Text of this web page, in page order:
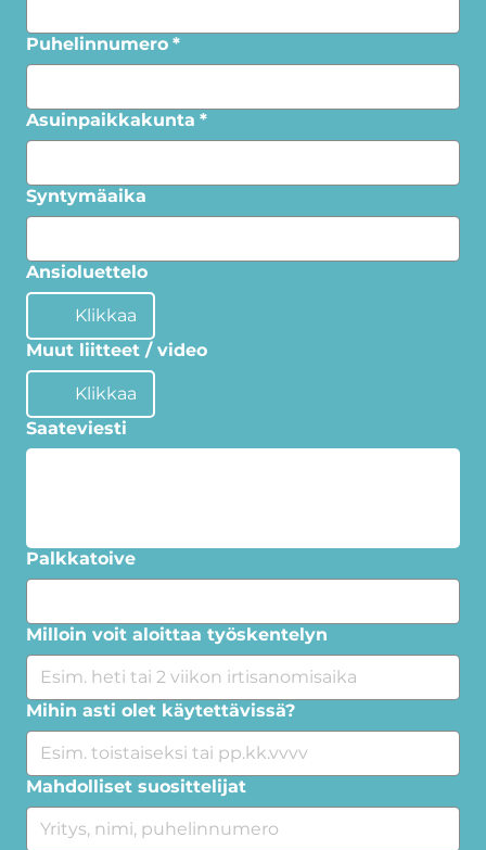
Puhelinnumero *
Asuinpaikkakunta *
Syntymäaika
Ansioluettelo
Klikkaa
Muut liitteet / video
Klikkaa
Saateviesti
Palkkatoive
Milloin voit aloittaa työskentelyn
Mihin asti olet käytettävissä?
Mahdolliset suosittelijat